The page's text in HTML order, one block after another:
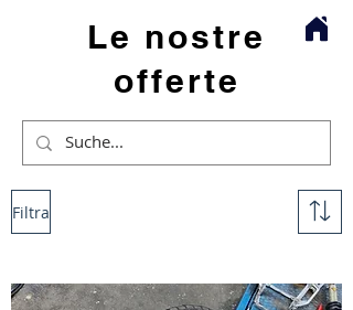
Le nostre
offerte
Filtra